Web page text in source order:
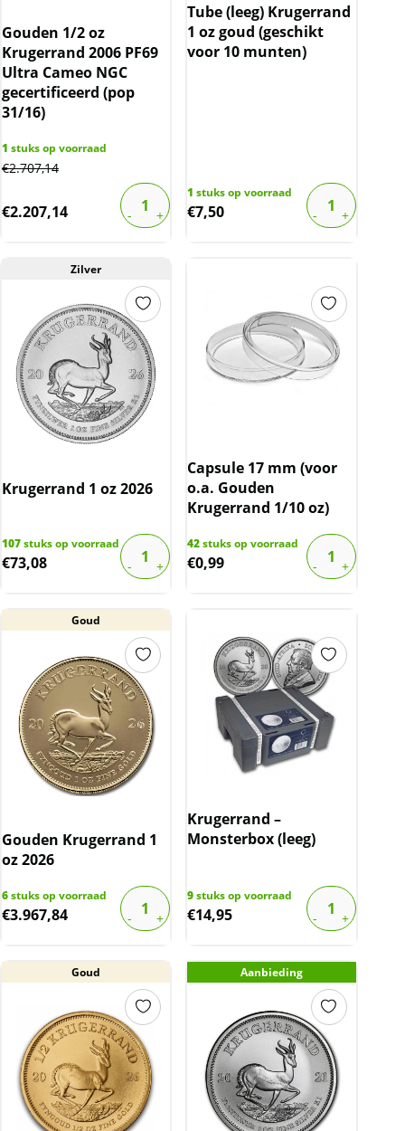
Gouden 1/2 oz
Krugerrand 2006 PF69
Ultra Cameo NGC
gecertificeerd (pop
31/16)
1 stuks op voorraad
€2.707,14
€2.207,14
Tube (leeg) Krugerrand
1 oz goud (geschikt
voor 10 munten)
1 stuks op voorraad
€7,50
Zilver
Krugerrand 1 oz 2026
107stuks op voorraad
€73,08
Capsule 17 mm (voor
o.a. Gouden
Krugerrand 1/10 oz)
42stuks op voorraad
€0,99
Goud
Gouden Krugerrand 1
oz 2026
6stuks op voorraad
€3.967,84
Krugerrand –
Monsterbox (leeg)
9stuks op voorraad
€14,95
Goud Aanbieding